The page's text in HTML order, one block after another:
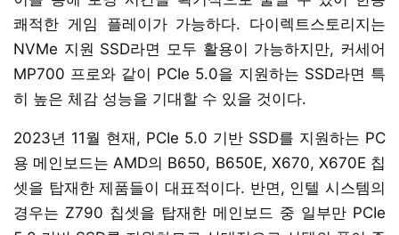
쾌적한 게임 플레이가 가능하다. 다이렉트스토리지는
NVMe 지원 SSD라면 모두 활용이 가능하지만, 커세어
MP700 프로와 같이 PCIe 5.0을 지원하는 SSD라면 특
히 높은 체감 성능을 기대할 수 있을 것이다.
2023년 11월 현재, PCIe 5.0 기반 SSD를 지원하는 PC
용 메인보드는 AMD의 B650, B650E, X670, X670E 칩
셋을 탑재한 제품들이 대표적이다. 반면, 인텔 시스템의
경우는 Z790 칩셋을 탑재한 메인보드 중 일부만 PCIe